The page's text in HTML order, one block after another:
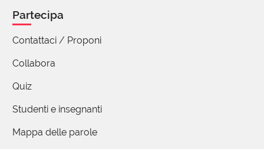
Partecipa
Contattaci / Proponi
Collabora
Quiz
Studenti e insegnanti
Mappa delle parole